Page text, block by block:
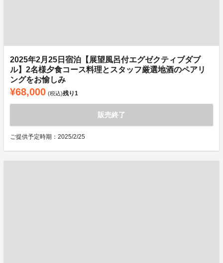
2025年2月25日宿泊【展望風呂付エグゼクティブダブ
ル】2名様夕食コース料理とスタッフ厳選地酒のペアリ
ングをお愉しみ
¥68,000 (税込)残り1
販売終了
ご提供予定時期：2025/2/25